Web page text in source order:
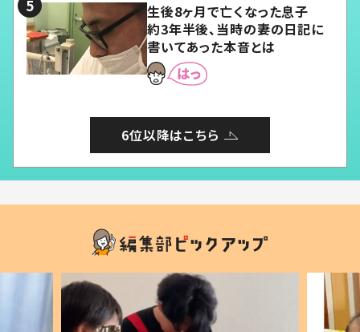
生後8ヶ月で亡くなった息子
約3年半後、当時の妻の日記に
書いてあった本音とは
6位以降はこちら